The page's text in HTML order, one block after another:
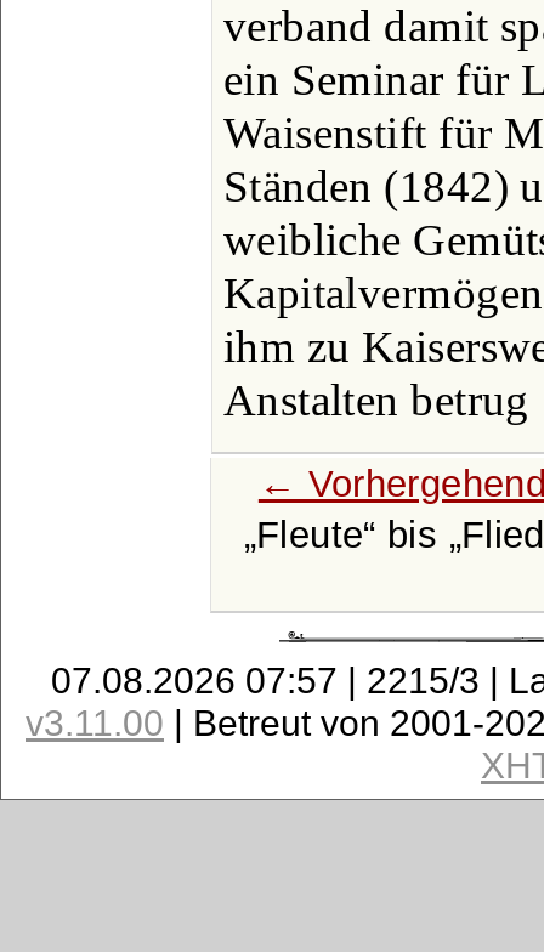
verband damit
ein Seminar für
Waisenstift für
Ständen (1842)
weibliche
ihm zu
Anstalten betrug
←
Fleute
bis
07.08.2026 07:57 | 2215/3 |
v3.11.00 | Betreut von 2001-